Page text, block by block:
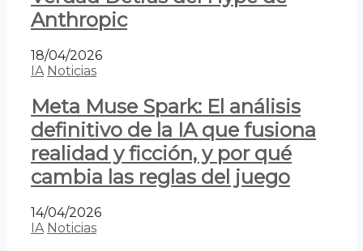
Anthropic
18/04/2026
IA Noticias
Meta Muse Spark: El análisis
definitivo de la IA que fusiona
realidad y ficción, y por qué
cambia las reglas del juego
14/04/2026
IA Noticias